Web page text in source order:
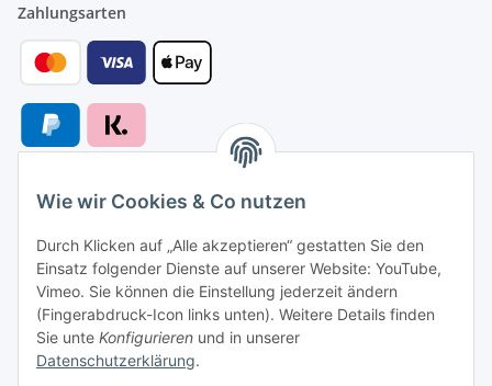
Zahlungsarten
Versandarten
Versand nach
Wie wir Cookies & Co nutzen
Durch Klicken auf „Alle akzeptieren“ gestatten Sie den
Einsatz folgender Dienste auf unserer Website: YouTube,
Vimeo. Sie können die Einstellung jederzeit ändern
(Fingerabdruck-Icon links unten). Weitere Details finden
Sie unte Konfigurieren und in unserer
Datenschutzerklärung.